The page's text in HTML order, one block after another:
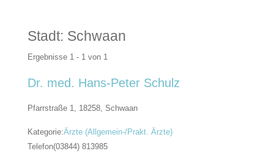
Stadt: Schwaan
Ergebnisse 1 - 1 von 1
Dr. med. Hans-Peter Schulz
Pfarrstraße 1, 18258, Schwaan
Kategorie:Ärzte (Allgemein-/Prakt. Ärzte)
Telefon(03844) 813985